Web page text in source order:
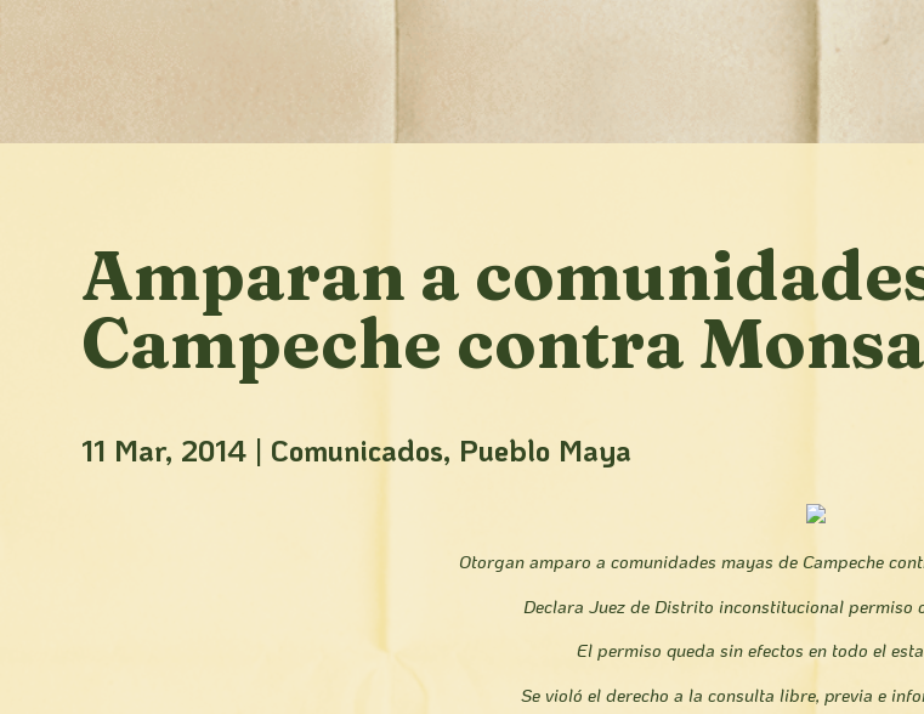
Amparan a
Campeche contra
11 Mar, 2014 | Comunicados, Pueblo Maya
Otorgan amparo a comunidades mayas de Campeche
Declara Juez de Distrito inconstitucional permiso
El permiso queda sin efectos en todo el
Se violó el derecho a la consulta libre, previa e